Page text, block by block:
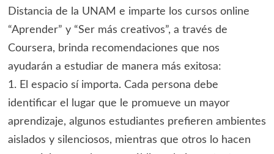
Distancia de la UNAM e imparte los cursos online
“Aprender” y “Ser más creativos”, a través de
Coursera, brinda recomendaciones que nos
ayudarán a estudiar de manera más exitosa:
1. El espacio sí importa. Cada persona debe
identificar el lugar que le promueve un mayor
aprendizaje, algunos estudiantes prefieren ambientes
aislados y silenciosos, mientras que otros lo hacen